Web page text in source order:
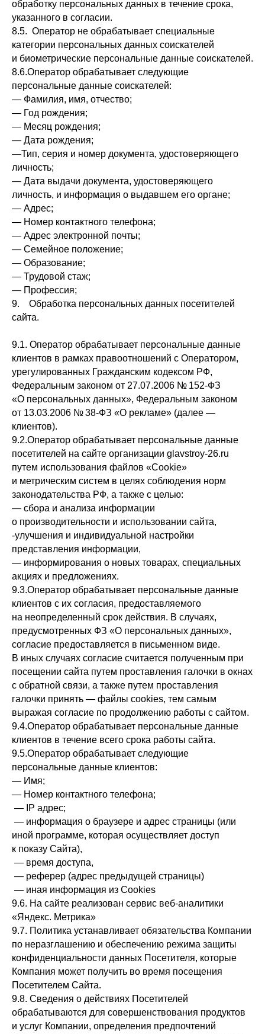
обработку персональных данных в течение срока,
указанного в согласии.
8.5. Оператор не обрабатывает специальные
категории персональных данных соискателей
и биометрические персональные данные соискателей.
8.6.Оператор обрабатывает следующие
персональные данные соискателей:
— Фамилия, имя, отчество;
— Год рождения;
— Месяц рождения;
— Дата рождения;
—Тип, серия и номер документа, удостоверяющего
личность;
— Дата выдачи документа, удостоверяющего
личность, и информация о выдавшем его органе;
— Адрес;
— Номер контактного телефона;
— Адрес электронной почты;
— Семейное положение;
— Образование;
— Трудовой стаж;
— Профессия;
9. Обработка персональных данных посетителей
сайта.
9.1. Оператор обрабатывает персональные данные
клиентов в рамках правоотношений с Оператором,
урегулированных Гражданским кодексом РФ,
Федеральным законом от 27.07.2006 № 152-ФЗ
«О персональных данных», Федеральным законом
от 13.03.2006 № 38-ФЗ «О рекламе» (далее —
клиентов).
9.2.Оператор обрабатывает персональные данные
посетителей на сайте организации glavstroy-26.ru
путем использования файлов «Cookie»
и метрическим систем в целях соблюдения норм
законодательства РФ, а также с целью:
— сбора и анализа информации
о производительности и использовании сайта,
-улучшения и индивидуальной настройки
представления информации,
— информирования о новых товарах, специальных
акциях и предложениях.
9.3.Оператор обрабатывает персональные данные
клиентов с их согласия, предоставляемого
на неопределенный срок действия. В случаях,
предусмотренных ФЗ «О персональных данных»,
согласие предоставляется в письменном виде.
В иных случаях согласие считается полученным при
посещении сайта путем проставления галочки в окнах
с обратной связи, а также путем проставления
галочки принять — файлы cookies, тем самым
выражая согласие по продолжению работы с сайтом.
9.4.Оператор обрабатывает персональные данные
клиентов в течение всего срока работы сайта.
9.5.Оператор обрабатывает следующие
персональные данные клиентов:
— Имя;
— Номер контактного телефона;
— IP адрес;
— информация о браузере и адрес страницы (или
иной программе, которая осуществляет доступ
к показу Сайта),
— время доступа,
— реферер (адрес предыдущей страницы)
— иная информация из Cookies
9.6. На сайте реализован сервис веб-аналитики
«Яндекс. Метрика»
9.7. Политика устанавливает обязательства Компании
по неразглашению и обеспечению режима защиты
конфиденциальности данных Посетителя, которые
Компания может получить во время посещения
Посетителем Сайта.
9.8. Сведения о действиях Посетителей
обрабатываются для совершенствования продуктов
и услуг Компании, определения предпочтений